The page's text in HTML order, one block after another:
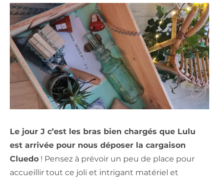
Le jour J c’est les bras bien chargés que Lulu
est arrivée pour nous déposer la cargaison
Cluedo ! Pensez à prévoir un peu de place pour
accueillir tout ce joli et intrigant matériel et